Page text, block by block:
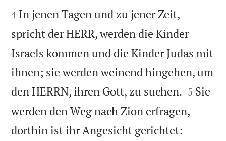


4 In jenen Tagen und zu jener Zeit,
spricht der HERR, werden die Kinder
Israels kommen und die Kinder Judas mit
ihnen; sie werden weinend hingehen, um
den HERRN, ihren Gott, zu suchen. 

5 Sie
werden den Weg nach Zion erfragen,
dorthin ist ihr Angesicht gerichtet: